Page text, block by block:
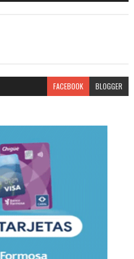
FACEBOOK BLOGGER